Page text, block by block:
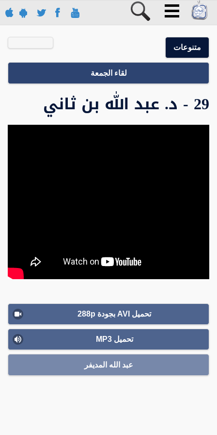
متنوعات
لقاء الجمعة
29 - د. عبد الله بن ثاني
تحميل AVI بجودة 288p
تحميل MP3
عبد الله المديفر